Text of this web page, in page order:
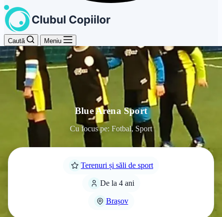
Caută Meniu
Blue Arena Sport
Cu focus pe: Fotbal, Sport
Terenuri și săli de sport
De la 4 ani
Brașov